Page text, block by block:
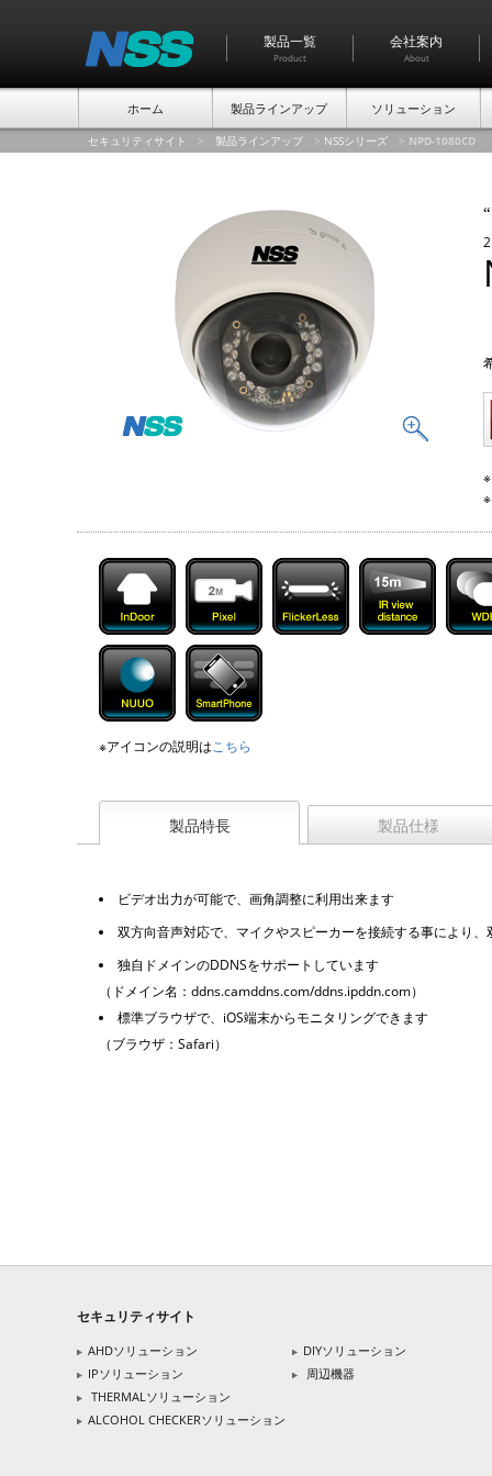
製品一覧
Product
会社案内
About
ホーム 製品ラインアップ ソリューション
セキュリティサイト > 製品ラインアップ > NSSシリーズ > NPD-1080CD
“
※アイコンの説明はこちら
製品特長 製品仕様
ビデオ出力が可能で、画角調整に利用出来ます
双方向音声対応で、マイクやスピーカーを接続する事により
独自ドメインのDDNSをサポートしています
（ドメイン名：ddns.camddns.com/ddns.ipddn.com）
標準ブラウザで、iOS端末からモニタリングできます
（ブラウザ：Safari）
セキュリティサイト
AHDソリューション
IPソリューション
THERMALソリューション
ALCOHOL CHECKERソリューション
DIYソリューション
周辺機器